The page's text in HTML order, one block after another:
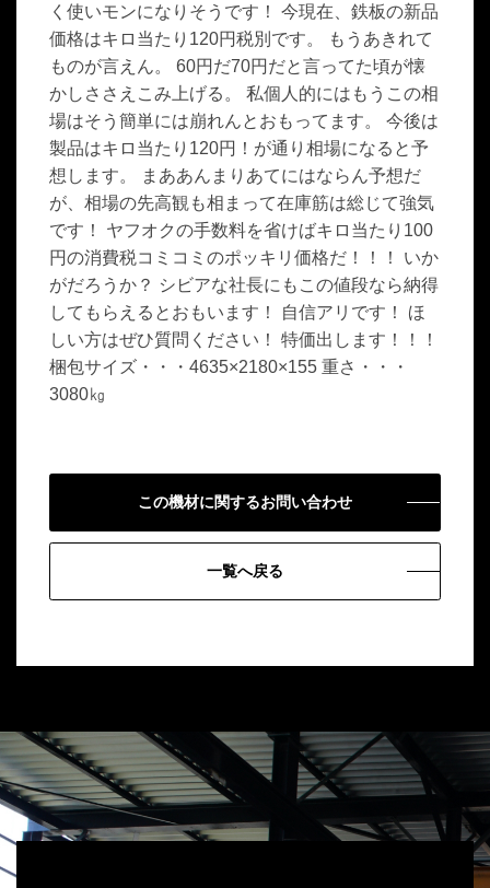
く使いモンになりそうです！ 今現在、鉄板の新品
価格はキロ当たり120円税別です。 もうあきれて
ものが言えん。 60円だ70円だと言ってた頃が懐
かしささえこみ上げる。 私個人的にはもうこの相
場はそう簡単には崩れんとおもってます。 今後は
製品はキロ当たり120円！が通り相場になると予
想します。 まああんまりあてにはならん予想だ
が、相場の先高観も相まって在庫筋は総じて強気
です！ ヤフオクの手数料を省けばキロ当たり100
円の消費税コミコミのポッキリ価格だ！！！ いか
がだろうか？ シビアな社長にもこの値段なら納得
してもらえるとおもいます！ 自信アリです！ ほ
しい方はぜひ質問ください！ 特価出します！！！
梱包サイズ・・・4635×2180×155 重さ・・・
3080㎏
この機材に関するお問い合わせ
一覧へ戻る